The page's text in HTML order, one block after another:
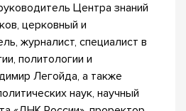
Центра знаний
церковный и
журналист, специалист в
политологии и
Легойда, а также
наук, научный